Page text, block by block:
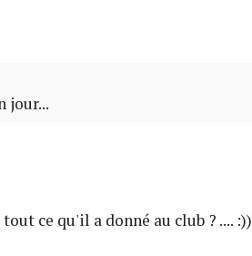
jour...
ce qu'il a donné au club ? .... :))